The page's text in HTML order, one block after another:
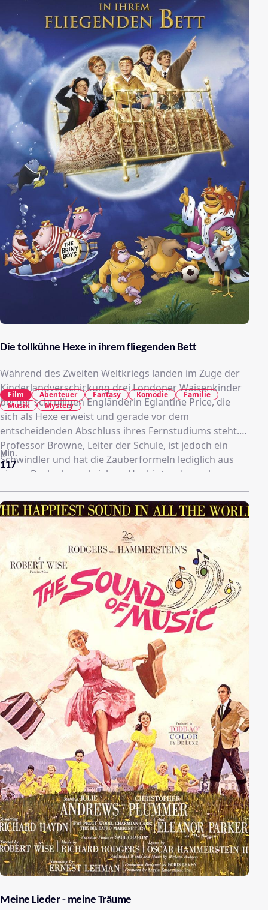
Die tollkühne Hexe in ihrem fliegenden Bett
Während des Zweiten Weltkriegs landen im Zuge der
Kinderlandverschickung drei Londoner Waisenkinder
bei der schrulligen Engländerin Eglantine Price, die
sich als Hexe erweist und gerade vor dem
entscheidenden Abschluss ihres Fernstudiums steht.
Professor Browne, Leiter der Schule, ist jedoch ein
Schwindler und hat die Zauberformeln lediglich aus
einem Buch abgeschrieben. Um hinter das wahre
Geheimnis der Hexerei zu kommen, fliegt Mrs. Price
mit ihren Schützlingen in einem fliegenden Bett in das
Traumland Nabumbu.
117
Min.
Film Abenteuer Fantasy Komödie
Familie
Musik
Mystery
Meine Lieder - meine Träume